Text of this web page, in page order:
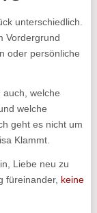
unterschiedlich.
Vordergrund
oder persönliche
auch, welche
welche
geht es nicht um
Klammt.
Liebe neu zu
füreinander, keine